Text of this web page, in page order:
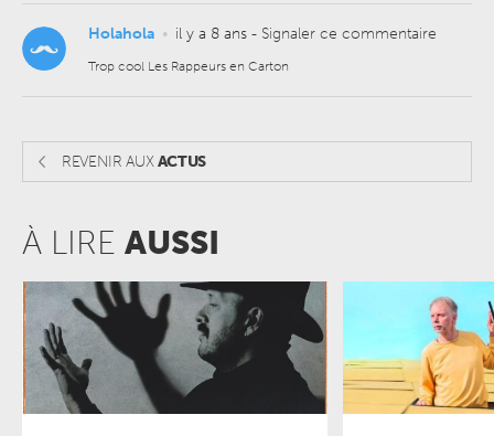
Holahola • il y a 8 ans - Signaler ce commentaire
Trop cool Les Rappeurs en Carton
REVENIR AUXACTUS
À LIRE AUSSI